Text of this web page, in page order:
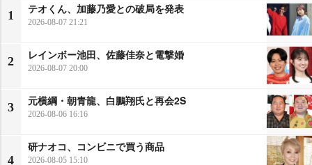
1
テオくん、加藤乃愛との破局を発表
2026-08-07 21:21
2
レインボー池田、佐藤佳奈と電撃婚
2026-08-07 20:00
3
元横綱・朝青龍、白鵬翔氏と再会2S
2026-08-06 16:16
4
研ナオコ、コンビニで買う商品
2026-08-05 15:10